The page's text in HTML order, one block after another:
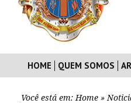
HOME QUEM SOMOS
Você está em: Home »